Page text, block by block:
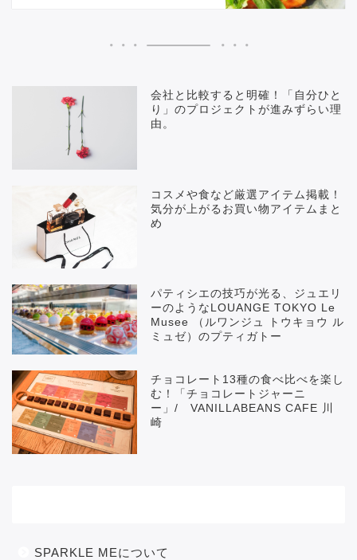
会社と比較すると明確！「自分ひと
り」のプロジェクトが進みずらい理
由。
コスメや食など厳選アイテム掲載！
気分が上がるお買い物アイテムまと
め
パティシエの技巧が光る、ジュエリ
ーのようなLOUANGE TOKYO Le
Musee （ルワンジュ トウキョウ ル
ミュゼ）のプティガトー
チョコレート13種の食べ比べを楽し
む！「チョコレートジャーニ
ー」/ VANILLABEANS CAFE 川
崎
SPARKLE MEについて